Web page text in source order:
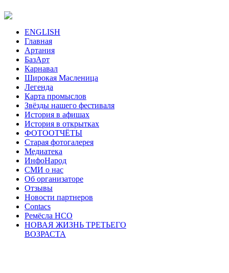
ENGLISH
Главная
Артания
БазАрт
Карнавал
Широкая Масленица
Легенда
Карта промыслов
Звёзды нашего фестиваля
История в афишах
История в открытках
ФОТООТЧЁТЫ
Старая фотогалерея
Медиатека
ИнфоНарод
СМИ о нас
Об организаторе
Отзывы
Новости партнеров
Contacs
Ремёсла НСО
НОВАЯ ЖИЗНЬ ТРЕТЬЕГО
ВОЗРАСТА